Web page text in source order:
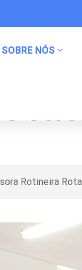
SOBRE NÓS
8
Rotineira